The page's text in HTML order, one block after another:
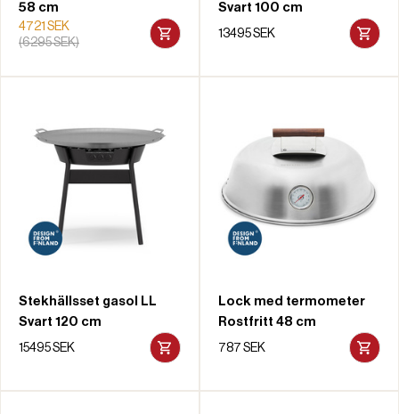
58 cm
4721 SEK
(6295 SEK)
Svart 100 cm
13495 SEK
Stekhällsset gasol LL
Svart 120 cm
15495 SEK
Lock med termometer
Rostfritt 48 cm
787 SEK